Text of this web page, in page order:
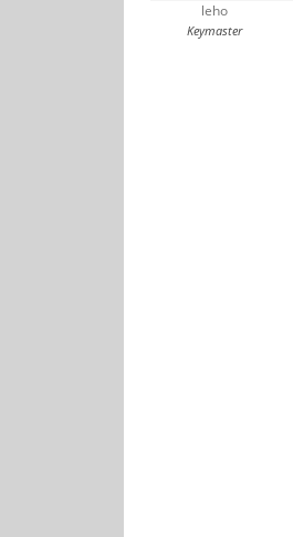
leho
Keymaster